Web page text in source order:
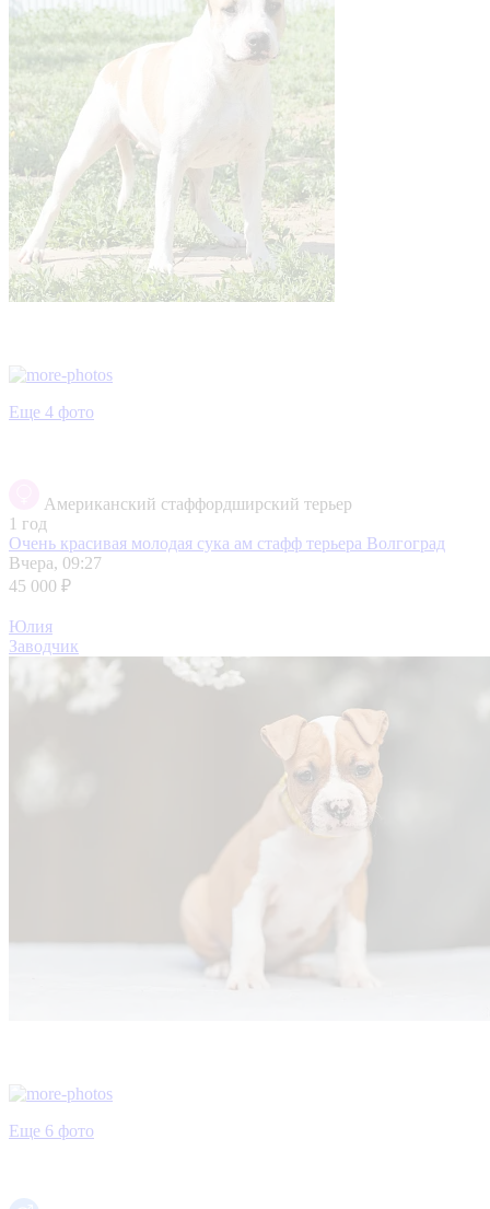
Еще 4 фото
Американский стаффордширский терьер
1 год
Очень красивая молодая сука ам стафф терьера Волгоград
Вчера, 09:27
45 000 ₽
Юлия
Заводчик
Еще 6 фото